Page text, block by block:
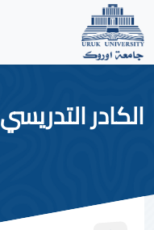
الكادر التدريسي